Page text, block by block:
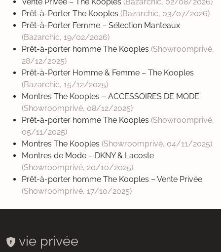
Prêt-à-Porter The Kooples (Bazarchic, 03/07/2026)
Prêt-à-Porter Femme – Sélection Manteaux
(Bazarchic, 19/02/2026)
Prêt-à-porter homme The Kooples (Showroomprivé,
28/12/2025)
Prêt-à-Porter Homme & Femme – The Kooples
(Bazarchic, 15/12/2025)
Montres The Kooples – ACCESSOIRES DE MODE
(Showroomprivé, 08/12/2025)
Prêt-à-porter homme The Kooples (Showroomprivé,
05/11/2025)
Montres The Kooples (Showroomprivé, 04/11/2025)
Montres de Mode – DKNY & Lacoste
(Showroomprivé, 20/10/2025)
Prêt-à-porter homme The Kooples – Vente Privée
(Showroomprivé, 17/10/2025)
vie privée